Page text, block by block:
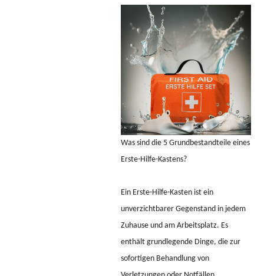
Was sind die 5 Grundbestandteile eines
Erste-Hilfe-Kastens?
Ein Erste-Hilfe-Kasten ist ein
unverzichtbarer Gegenstand in jedem
Zuhause und am Arbeitsplatz. Es
enthält grundlegende Dinge, die zur
sofortigen Behandlung von